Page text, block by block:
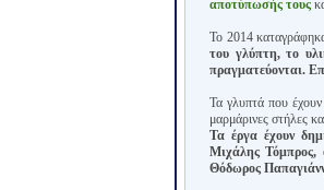
αποτύπωσής τους
Το 2014
του γλύπτη, το
πραγματεύονται.
Τα γλυπτά που έχουν
μαρμάρινες στήλες
Τα έργα έχουν
Μιχάλης
Θόδωρος